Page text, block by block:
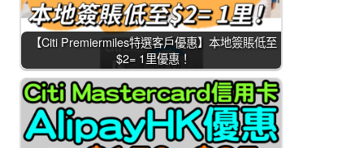
【Citi Premiermiles特選客戶優惠】本地簽賬低至
$2= 1里優惠！